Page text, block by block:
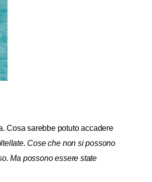
Cosa sarebbe potuto accadere
Cose che non si possono
Ma possono essere state